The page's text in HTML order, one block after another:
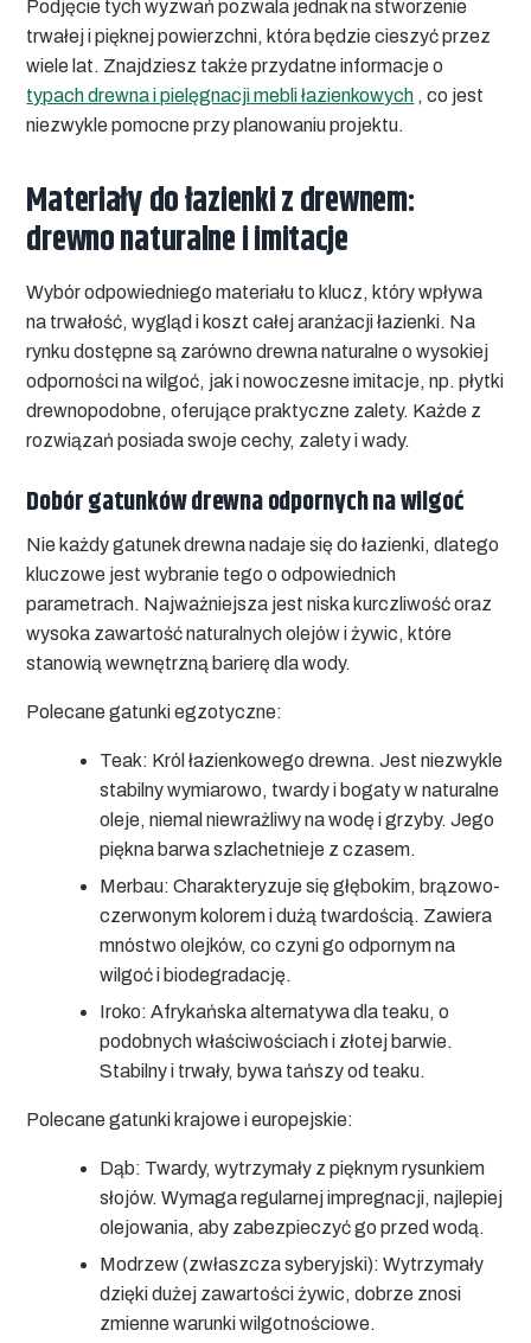
Podjęcie tych wyzwań pozwala jednak na stworzenie
trwałej i pięknej powierzchni, która będzie cieszyć przez
wiele lat. Znajdziesz także przydatne informacje o
typach drewna i pielęgnacji mebli łazienkowych , co jest
niezwykle pomocne przy planowaniu projektu.
Materiały do łazienki z drewnem:
drewno naturalne i imitacje
Wybór odpowiedniego materiału to klucz, który wpływa
na trwałość, wygląd i koszt całej aranżacji łazienki. Na
rynku dostępne są zarówno drewna naturalne o wysokiej
odporności na wilgoć, jak i nowoczesne imitacje, np. płytki
drewnopodobne, oferujące praktyczne zalety. Każde z
rozwiązań posiada swoje cechy, zalety i wady.
Dobór gatunków drewna odpornych na wilgoć
Nie każdy gatunek drewna nadaje się do łazienki, dlatego
kluczowe jest wybranie tego o odpowiednich
parametrach. Najważniejsza jest niska kurczliwość oraz
wysoka zawartość naturalnych olejów i żywic, które
stanowią wewnętrzną barierę dla wody.
Polecane gatunki egzotyczne:
Teak: Król łazienkowego drewna. Jest niezwykle
stabilny wymiarowo, twardy i bogaty w naturalne
oleje, niemal niewrażliwy na wodę i grzyby. Jego
piękna barwa szlachetnieje z czasem.
Merbau: Charakteryzuje się głębokim, brązowo-
czerwonym kolorem i dużą twardością. Zawiera
mnóstwo olejków, co czyni go odpornym na
wilgoć i biodegradację.
Iroko: Afrykańska alternatywa dla teaku, o
podobnych właściwościach i złotej barwie.
Stabilny i trwały, bywa tańszy od teaku.
Polecane gatunki krajowe i europejskie:
Dąb: Twardy, wytrzymały z pięknym rysunkiem
słojów. Wymaga regularnej impregnacji, najlepiej
olejowania, aby zabezpieczyć go przed wodą.
Modrzew (zwłaszcza syberyjski): Wytrzymały
dzięki dużej zawartości żywic, dobrze znosi
zmienne warunki wilgotnościowe.